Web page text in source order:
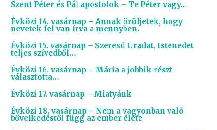
Szent Péter és Pál apostolok – Te Péter vagy…
Évközi 14. vasárnap – Annak örüljetek, hogy
nevetek fel van írva a mennyben.
Évközi 15. vasárnap – Szeresd Uradat, Istenedet
teljes szívedből…
Évközi 16. vasárnap – Mária a jobbik részt
választotta…
Évközi 17. vasárnap – Miatyánk
Évközi 18. vasárnap – Nem a vagyonban való
bővelkedéstől függ az ember élete